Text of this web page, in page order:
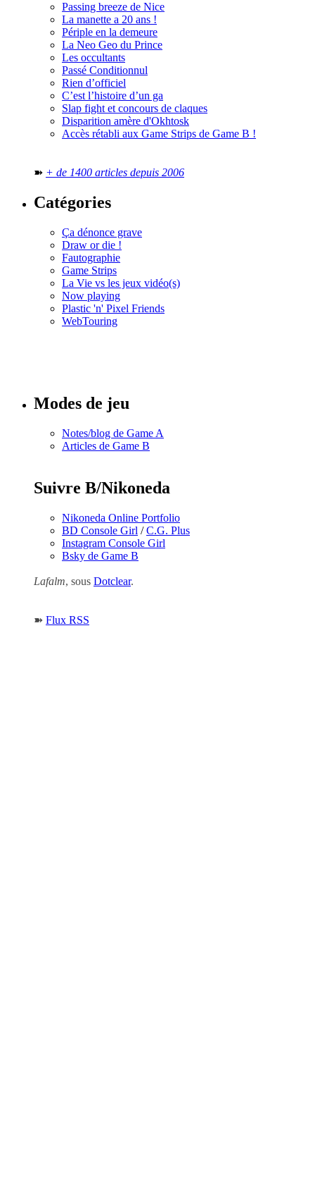
Passing breeze de Nice
La manette a 20 ans !
Périple en la demeure
La Neo Geo du Prince
Les occultants
Passé Conditionnul
Rien d’officiel
C’est l’histoire d’un ga
Slap fight et concours de claques
Disparition amère d'Okhtosk
Accès rétabli aux Game Strips de Game B !
➽ + de 1400 articles depuis 2006
Catégories
Ça dénonce grave
Draw or die !
Fautographie
Game Strips
La Vie vs les jeux vidéo(s)
Now playing
Plastic 'n' Pixel Friends
WebTouring
Modes de jeu
Notes/blog de Game A
Articles de Game B
Suivre B/Nikoneda
Nikoneda Online Portfolio
BD Console Girl /C.G. Plus
Instagram Console Girl
Bsky de Game B
Lafalm, sous Dotclear.
➽ Flux RSS